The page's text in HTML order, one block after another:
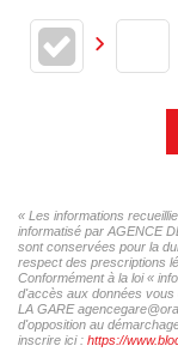
« Les informations
informatisé par AGENCE
sont conservées pour la
respect des prescriptions
Conformément à la loi «
d'accès aux données
LA GARE
d'opposition au
inscrire ici : https://